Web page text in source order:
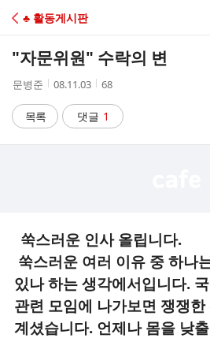
C
A
♣ 활동게시판
"자문위원" 수락의 변
작
자
문병준
작
시
간
08.11.03
조
수
68
목록 댓글 1
쑥스러운 인사 올립니다.
쑥스러운 여러 이유 중 하나
있나 하는 생각에서입니다.
관련 모임에 나가보면 쟁쟁
계셨습니다. 언제나 몸을 낮